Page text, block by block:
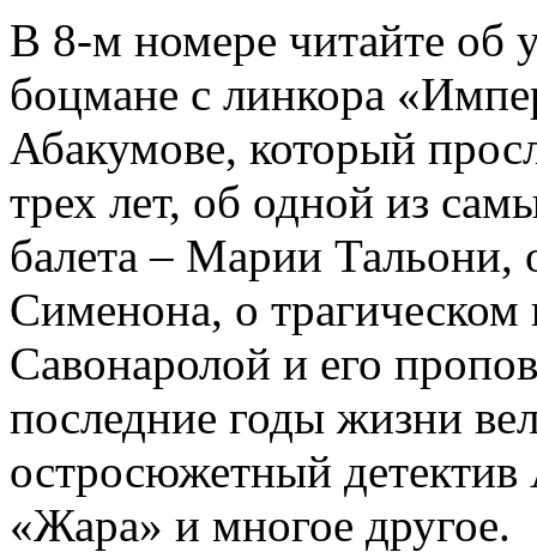
В 8-м номере читайте об
боцмане с линкора
Абакумове, который
трех лет, об одной из
балета – Марии
Сименона, о трагическом
Савонаролой и его
последние годы жизни
остросюжетный детектив
«Жара» и многое другое.